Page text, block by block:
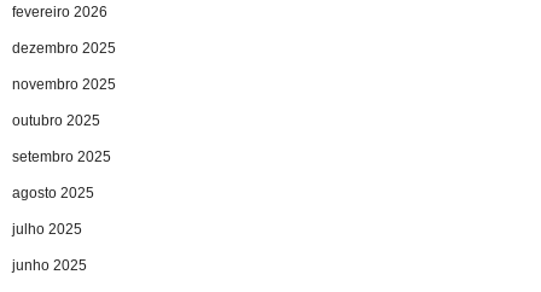
fevereiro 2026
dezembro 2025
novembro 2025
outubro 2025
setembro 2025
agosto 2025
julho 2025
junho 2025